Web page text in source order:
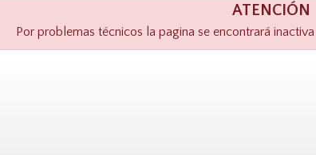
ATENCIÓN
Por problemas técnicos la pagina se encontrará